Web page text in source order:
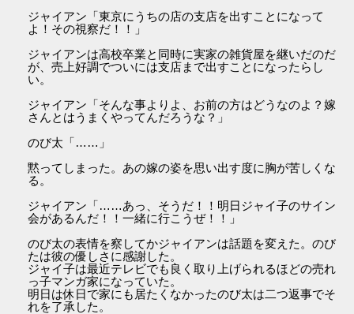
ジャイアン「東京にうちの店の支店を出すことになって
よ！その視察だ！！」
ジャイアンは高校卒業と同時に実家の雑貨屋を継いだのだ
が、売上好調でついには支店まで出すことになったらし
い。
ジャイアン「そんな事よりよ、お前の方はどうなのよ？嫁
さんとはうまくやってんだろうな？」
のび太「……」
黙ってしまった。あの嫁の姿を思い出す度に胸が苦しくな
る。
ジャイアン「……あっ、そうだ！！明日ジャイ子のサイン
会があるんだ！！一緒に行こうぜ！！」
のび太の表情を察してかジャイアンは話題を変えた。のび
たは彼の優しさに感謝した。
ジャイ子は最近テレビでも良く取り上げられるほどの売れ
っ子マンガ家になっていた。
明日は休日で家にも居たくなかったのび太は二つ返事でそ
れを了承した。